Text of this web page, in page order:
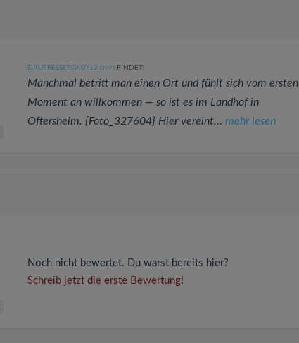
DAUERESSERGK0712 (399 )FINDET:
Manchmal betritt man einen Ort und fühlt sich vom ersten
Moment an willkommen — so ist es im Landhof in
Oftersheim. {Foto_327604} Hier vereint... mehr lesen
Noch nicht bewertet. Du warst bereits hier?
Schreib jetzt die erste Bewertung!